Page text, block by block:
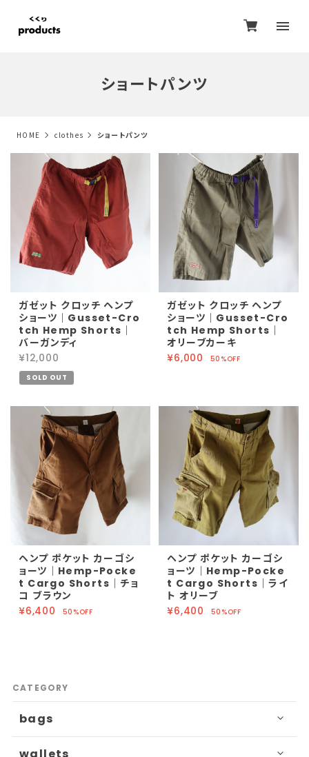
ショートパンツ
HOME clothes ショートパンツ
ガゼット クロッチ ヘンプ
ショーツ｜Gusset-Cro
tch Hemp Shorts｜
バーガンディ
¥12,000
SOLD OUT
ガゼット クロッチ ヘンプ
ショーツ｜Gusset-Cro
tch Hemp Shorts｜
オリーブカーキ
¥6,000
50%OFF
ヘンプ ポケット カーゴシ
ョーツ｜Hemp-Pocke
t Cargo Shorts｜チョ
コ ブラウン
¥6,400
50%OFF
ヘンプ ポケット カーゴシ
ョーツ｜Hemp-Pocke
t Cargo Shorts｜ライ
ト オリーブ
¥6,400
50%OFF
CATEGORY
bags